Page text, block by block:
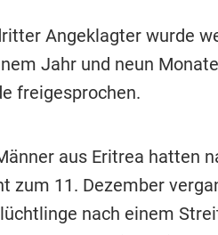
Angeklagter wurde
Jahr und neun
freigesprochen.
aus Eritrea hatten
zum 11. Dezember
nach einem